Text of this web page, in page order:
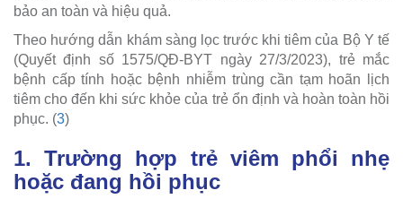
bảo an toàn và hiệu quả.
Theo hướng dẫn khám sàng lọc trước khi tiêm của Bộ Y tế
(Quyết định số 1575/QĐ-BYT ngày 27/3/2023), trẻ mắc
bệnh cấp tính hoặc bệnh nhiễm trùng cần tạm hoãn lịch
tiêm cho đến khi sức khỏe của trẻ ổn định và hoàn toàn hồi
phục. (3)
1. Trường hợp trẻ viêm phổi nhẹ
hoặc đang hồi phục